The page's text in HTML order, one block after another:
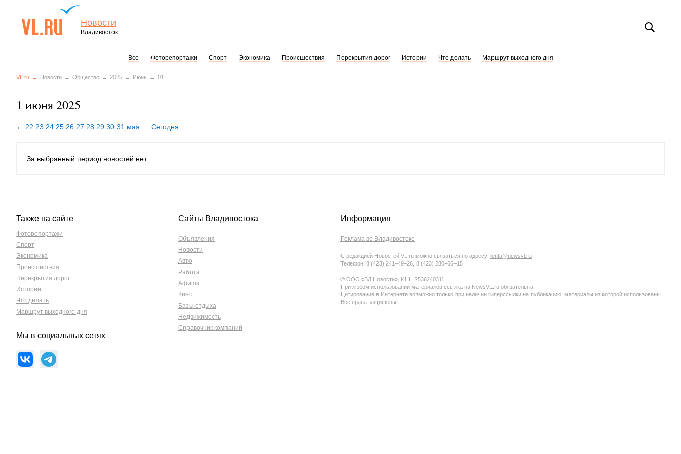
Новости
Владивосток
Все Фоторепортажи Спорт Экономика Происшествия Перекрытия дорог Истории Что делать Маршрут выходного дня
VL.ru Новости Общество 2025 Июнь 01
1 июня 2025
← 22 23 24 25 26 27 28 29 30 31 мая Сегодня
За выбранный период новостей нет.
Также на сайте
Фоторепортажи
Спорт
Экономика
Происшествия
Перекрытия дорог
Истории
Что делать
Маршрут выходного дня
Мы в социальных сетях
Сайты Владивостока
Объявления
Новости
Авто
Работа
Афиша
Кино
Базы отдыха
Недвижимость
Справочник компаний
Информация
Реклама во Владивостоке
С редакцией Новостей VL.ru можно связаться по адресу: lenta@newsvl.ru
Телефон: 8 (423) 241−49−26, 8 (423) 280−66−15
© ООО «ВЛ Новости», ИНН 2536240311
При любом использовании материалов ссылка на NewsVL.ru обязательна.
Цитирование в Интернете возможно только при наличии гиперссылки на публикацию, материалы из которой использованы.
Все права защищены.